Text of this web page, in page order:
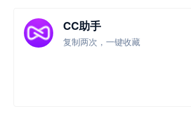
CC助手
复制两次，一键收藏